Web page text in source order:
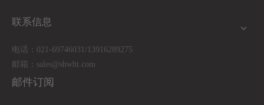
联系信息
电话：021-69746031/13916289275
邮箱： sales@shwht.com
邮件订阅